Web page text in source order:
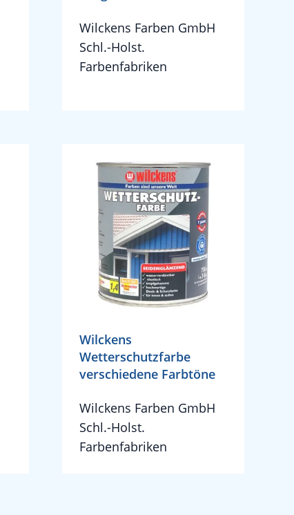
Wilckens Farben GmbH
Schl.-Holst.
Farbenfabriken
Wilckens
Wetterschutzfarbe
verschiedene Farbtöne
Wilckens Farben GmbH
Schl.-Holst.
Farbenfabriken